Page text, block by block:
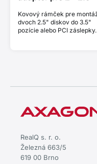
Kovový rámček pre
dvoch 2.5" diskov do 3.5"
pozície alebo PCI záslepky.
RealQ s. r. o.
Železná 663/5
619 00 Brno